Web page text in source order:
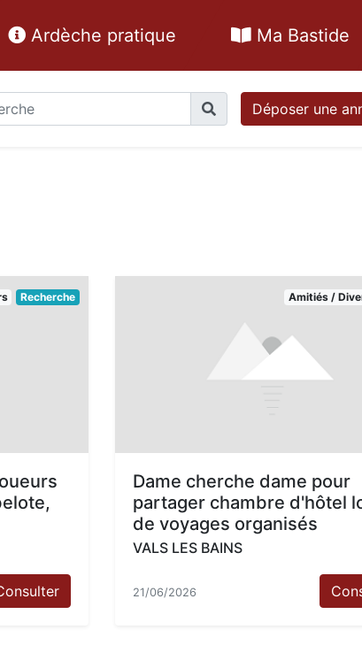
Ardèche pratique Ma Bastide
Déposer une
Recherche Amitiés /
Dame cherche dame pour
partager chambre d'hôtel
de voyages organisés
VALS LES BAINS
21/06/2026